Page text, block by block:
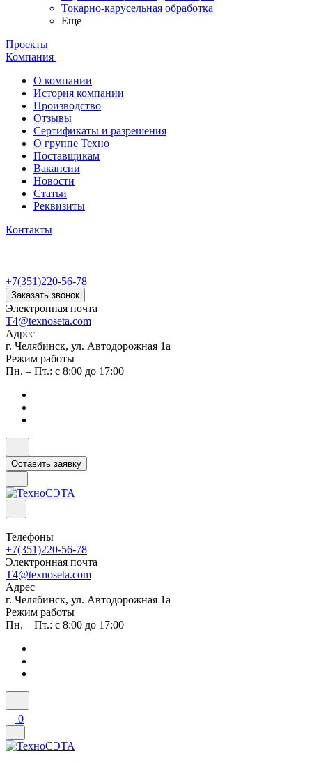
Токарно-карусельная обработка
Еще
Проекты
Компания
О компании
История компании
Производство
Отзывы
Сертификаты и разрешения
О группе Техно
Поставщикам
Вакансии
Новости
Статьи
Реквизиты
Контакты
+7(351)220-56-78
Заказать звонок
Электронная почта
T4@texnoseta.com
Адрес
г. Челябинск, ул. Автодорожная 1а
Режим работы
Пн. – Пт.: с 8:00 до 17:00
Оставить заявку
Телефоны
+7(351)220-56-78
Электронная почта
T4@texnoseta.com
Адрес
г. Челябинск, ул. Автодорожная 1а
Режим работы
Пн. – Пт.: с 8:00 до 17:00
0